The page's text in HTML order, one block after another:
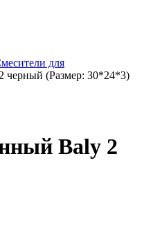
для
черный (Размер: 30*24*3)
Baly 2